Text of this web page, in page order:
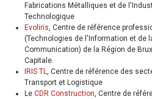
Fabrications Métalliques et de
Technologique
Evoliris , Centre de référence
(Technologies de l'Information et de
Communication) de la Région de
Capitale.
IRIS TL
, Centre de référence des
Transport et Logistique
Le CDR Construction , Centre de